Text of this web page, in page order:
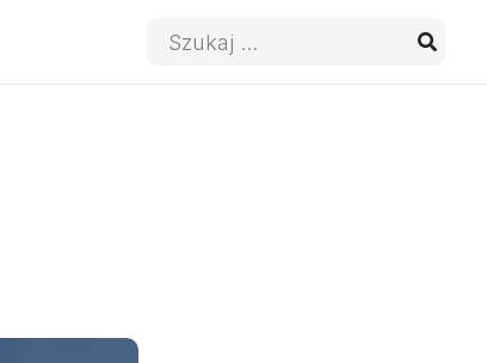
Wyszukaj: